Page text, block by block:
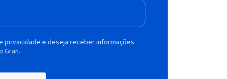
privacidade e deseja receber informações
Gran.